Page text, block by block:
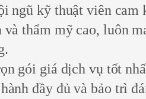
ngũ kỹ thuật viên cam
và thẩm mỹ cao, luôn
gói giá dịch vụ tốt
đầy đủ và bảo trì